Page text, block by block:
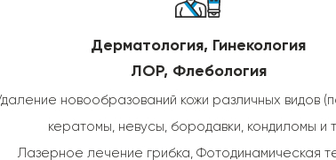
Дерматология, Гинекология
ЛОР, Флебология
новообразований кожи различных видов
кератомы, невусы, бородавки, кондиломы и
Лазерное лечение грибка, Фотодинамическая